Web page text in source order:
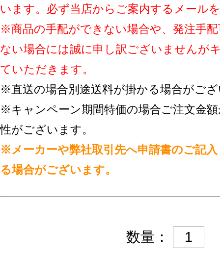
います。必ず当店からご案内するメール
※商品の手配ができない場合や、発注手
ない場合には誠に申し訳ございませんが
ていただきます。
※直送の場合別途送料が掛かる場合がご
※キャンペーン期間特価の場合ご注文金
性がございます。
※メーカーや弊社取引先へ申請書のご記
る場合がございます。
数量：